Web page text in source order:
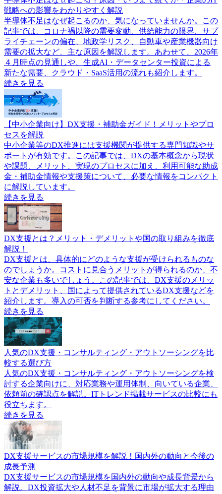
戦略への影響をわかりやすく解説
半導体不足はなぜ起こるのか、気になっていませんか。この
記事では、コロナ禍以降の需要変動、供給能力の限界、サプ
ライチェーンの偏在、地政学リスク、自動車や産業機器向け
需要の拡大など、主な原因を解説します。あわせて、2026年
４月時点の見通しや、生成AI・データセンター投資による
新たな需要、クラウド・SaaS活用の流れも紹介します。
続きを見る
【中小企業向け】DX支援・補助金ガイド！メリットやプロ
セスを解説
中小企業等のDX推進には支援機関が提供する専門知識やサ
ポートが有効です。この記事では、DXの基本概念から現状
や課題、メリット、実現のプロセスに加え、利用可能な助成
金・補助金情報や支援策について、必要な情報をコンパクト
に解説しています。
続きを見る
DX支援とは？メリット・デメリットや国の取り組みを徹底
解説！
DX支援とは、具体的にどのような支援が受けられるものな
のでしょうか。コストに見合うメリットが得られるのか、不
安な企業も多いでしょう。この記事では、DX支援のメリッ
トとデメリット、国によって提供されているDX支援などを
紹介します。導入の可否を判断する参考にしてください。
続きを見る
人気のDX支援・コンサルティング・アウトソーシングを比
較する選び方
人気のDX支援・コンサルティング・アウトソーシングを検
討する企業向けに、対応業務や運用体制、向いている企業、
依頼前の確認点を解説。ITトレンド掲載サービスの比較にも
役立ちます。
続きを見る
DX支援サービスの市場規模を解説！国内外の動向と今後の
成長予測
DX支援サービスの市場規模を国内外の動向や成長背景から
解説。DX投資拡大や人材不足を背景に市場が拡大する理由